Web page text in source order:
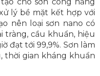
lý bề mặt kết hợp với
nên loại sơn nano có
tràng, cầu khuẩn, hiệu
đạt tới 99,9%. Sơn làm
thời gian kháng khuẩn